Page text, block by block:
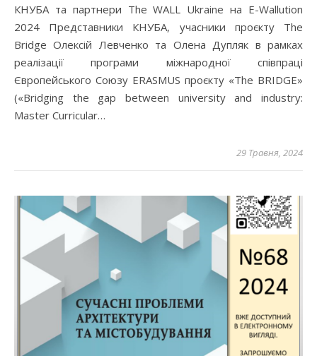
КНУБА та партнери The WALL Ukraine на E-Wallution
2024 Представники КНУБА, учасники проєкту The
Bridge Олексій Левченко та Олена Дупляк в рамках
реалізації програми міжнародної співпраці
Європейського Союзу ERASMUS проєкту «The BRIDGE»
(«Bridging the gap between university and industry:
Master Curricular…
29 Травня, 2024